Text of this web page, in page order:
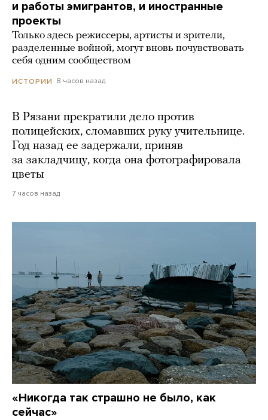
и работы эмигрантов, и иностранные
проекты
Только здесь режиссеры, артисты и зрители,
разделенные войной, могут вновь почувствовать
себя одним сообществом
ИСТОРИИ 8 часов назад
В Рязани прекратили дело против
полицейских, сломавших руку учительнице.
Год назад ее задержали, приняв
за закладчицу, когда она фотографировала
цветы
7 часов назад
«Никогда так страшно не было, как
сейчас»